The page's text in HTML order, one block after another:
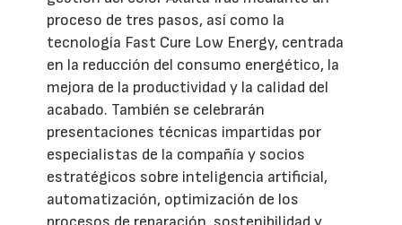
proceso de tres pasos, así como la
tecnología Fast Cure Low Energy, centrada
en la reducción del consumo energético, la
mejora de la productividad y la calidad del
acabado. También se celebrarán
presentaciones técnicas impartidas por
especialistas de la compañía y socios
estratégicos sobre inteligencia artificial,
automatización, optimización de los